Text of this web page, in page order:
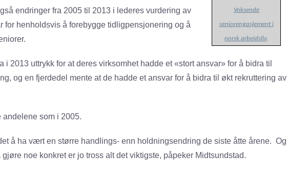
Voksende
seniorengasjement i
norsk arbeidsliv.
endringer fra 2005 til 2013 i lederes vurdering av
for henholdsvis å forebygge tidligpensjonering og å
i 2013 uttrykk for at deres virksomhet hadde et «stort ansvar» for å bidra til
og en fjerdedel mente at de hadde et ansvar for å bidra til økt rekruttering av
andelene som i 2005.
å ha vært en større handlings- enn holdningsendring de siste åtte årene. Og
noe konkret er jo tross alt det viktigste, påpeker Midtsundstad.